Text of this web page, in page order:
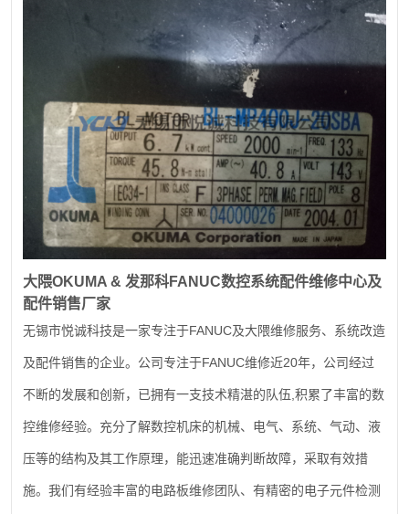
大隈OKUMA & 发那科FANUC数控系统配件维修中心及
配件销售厂家
无锡市悦诚科技是一家专注于FANUC及大隈维修服务、系统改造
及配件销售的企业。公司专注于FANUC维修近20年，公司经过
不断的发展和创新，已拥有一支技术精湛的队伍 积累了丰富的数
控维修经验。充分了解数控机床的机械、电气、系统、气动、液
压等的结构及其工作原理，能迅速准确判断故障，采取有效措
施。我们有经验丰富的电路板维修团队、有精密的电子元件检测